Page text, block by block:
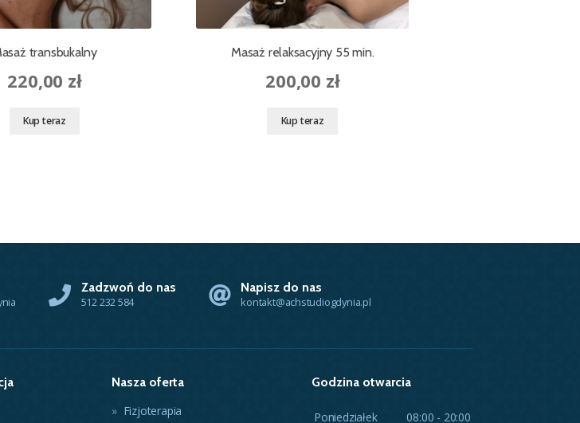
transbukalny
220,00 zł
Kup teraz
Masaż relaksacyjny 55 min.
200,00 zł
Kup teraz
Zadzwoń do nas
512 232 584
Napisz do nas
kontakt@achstudiogdynia.pl
Nasza oferta
Fizjoterapia
Godzina otwarcia
Poniedziałek 08:00 - 20:00